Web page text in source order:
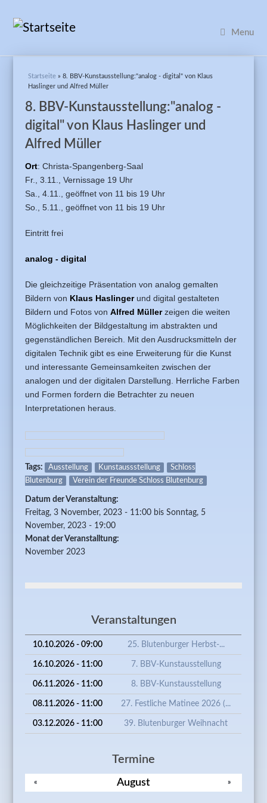
Menu
Sie sind hier
Startseite » 8. BBV-Kunstausstellung:"analog - digital" von Klaus
Haslinger und Alfred Müller
8. BBV-Kunstausstellung:"analog -
digital" von Klaus Haslinger und
Alfred Müller
Ort: Christa-Spangenberg-Saal
Fr., 3.11.,Vernissage 19 Uhr
Sa., 4.11.,geöffnet von 11 bis 19 Uhr
So., 5.11., geöffnet von 11 bis 19 Uhr
Eintritt frei
analog - digital
Die gleichzeitige Präsentation von analog gemalten
Bildern von Klaus Haslingerund digital gestalteten
Bildern und Fotos vonAlfred Müllerzeigen die weiten
Möglichkeiten der Bildgestaltung im abstrakten und
gegenständlichen Bereich. Mit den Ausdrucksmitteln der
digitalen Technik gibt es eine Erweiterung für die Kunst
und interessante Gemeinsamkeiten zwischen der
analogen und der digitalen Darstellung. Herrliche Farben
und Formen fordern die Betrachter zu neuen
Interpretationen heraus.
Tags: Ausstellung Kunstaussstellung
Schloss
Blutenburg
Verein der Freunde Schloss Blutenburg
Datum der Veranstaltung:
Freitag, 3 November, 2023 - 11:00 bisSonntag, 5
November, 2023 - 19:00
Monat der Veranstalltung:
November 2023
Veranstaltungen
10.10.2026 - 09:00 25. Blutenburger Herbst-...
16.10.2026 - 11:00 7. BBV-Kunstausstellung
06.11.2026 - 11:00 8. BBV-Kunstausstellung
08.11.2026 - 11:00 27. Festliche Matinee 2026 (...
03.12.2026 - 11:00 39. Blutenburger Weihnacht
Termine
August
« »